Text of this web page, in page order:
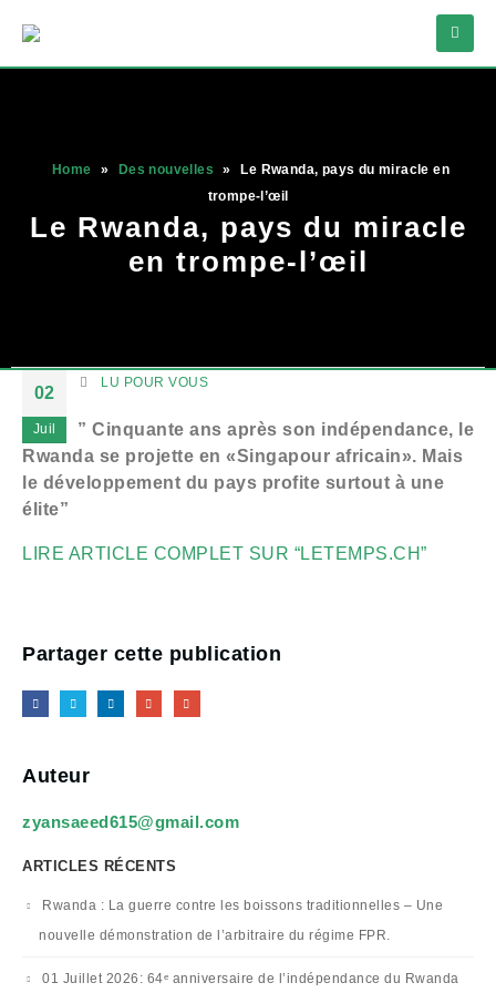
Home » Des nouvelles »
Le Rwanda, pays du miracle en
trompe-l’œil
Le Rwanda, pays du miracle
en trompe-l’œil
02
Juil
LU POUR VOUS
” Cinquante ans après son indépendance, le
Rwanda se projette en «Singapour africain». Mais
le développement du pays profite surtout à une
élite”
LIRE ARTICLE COMPLET SUR “LETEMPS.CH”
Partager cette publication
Auteur
zyansaeed615@gmail.com
ARTICLES RÉCENTS
Rwanda : La guerre contre les boissons traditionnelles – Une
nouvelle démonstration de l’arbitraire du régime FPR.
01 Juillet 2026: 64ᵉ anniversaire de l’indépendance du Rwanda